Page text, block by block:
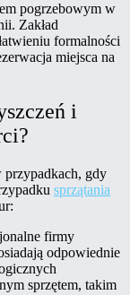
pogrzebowym w
Zakład
formalności
miejsca na
i
przypadkach, gdy
sprzątania
firmy
odpowiednie
sprzętem, takim